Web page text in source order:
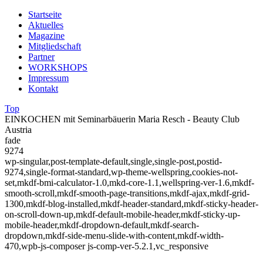
Startseite
Aktuelles
Magazine
Mitgliedschaft
Partner
WORKSHOPS
Impressum
Kontakt
Top
EINKOCHEN mit Seminarbäuerin Maria Resch - Beauty Club
Austria
fade
9274
wp-singular,post-template-default,single,single-post,postid-
9274,single-format-standard,wp-theme-wellspring,cookies-not-
set,mkdf-bmi-calculator-1.0,mkd-core-1.1,wellspring-ver-1.6,mkdf-
smooth-scroll,mkdf-smooth-page-transitions,mkdf-ajax,mkdf-grid-
1300,mkdf-blog-installed,mkdf-header-standard,mkdf-sticky-header-
on-scroll-down-up,mkdf-default-mobile-header,mkdf-sticky-up-
mobile-header,mkdf-dropdown-default,mkdf-search-
dropdown,mkdf-side-menu-slide-with-content,mkdf-width-
470,wpb-js-composer js-comp-ver-5.2.1,vc_responsive